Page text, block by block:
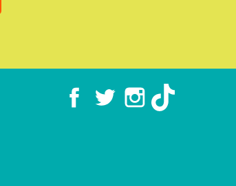
FacebookTwitter Instagram